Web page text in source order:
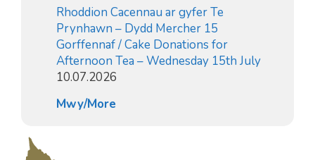
Rhoddion Cacennau ar gyfer Te
Prynhawn – Dydd Mercher 15
Gorffennaf / Cake Donations for
Afternoon Tea – Wednesday 15th July
10.07.2026
Mwy/More